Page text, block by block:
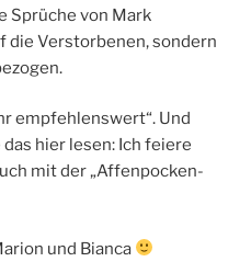
Sprüche von Mark
die Verstorbenen, sondern
empfehlenswert“. Und
hier lesen: Ich feiere
mit der „Affenpocken-
und Bianca